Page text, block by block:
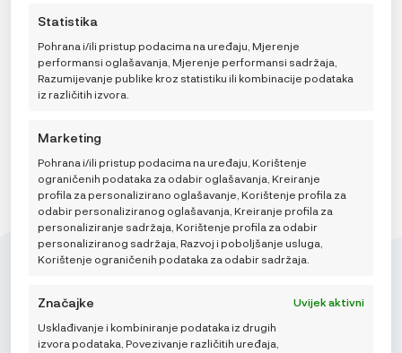
privole može negativno utjecati na određene značajke i
prekidača na Politici kolačića ili klikom na gumb za
upravljanje privolom na dnu ekrana.
Statistika
Pohrana i/ili pristup podacima na uređaju, Mjerenje
performansi oglašavanja, Mjerenje performansi sadržaja,
Razumijevanje publike kroz statistiku ili kombinacije podataka
iz različitih izvora.
Marketing
Pohrana i/ili pristup podacima na uređaju, Korištenje
ograničenih podataka za odabir oglašavanja, Kreiranje
profila za personalizirano oglašavanje, Korištenje profila za
odabir personaliziranog oglašavanja, Kreiranje profila za
personaliziranje sadržaja, Korištenje profila za odabir
personaliziranog sadržaja, Razvoj i poboljšanje usluga,
Korištenje ograničenih podataka za odabir sadržaja.
Značajke
Uvijek aktivni
Usklađivanje i kombiniranje podataka iz drugih
izvora podataka, Povezivanje različitih uređaja,
DODAJ U KOŠARICU
Mikroedra d.o.o.